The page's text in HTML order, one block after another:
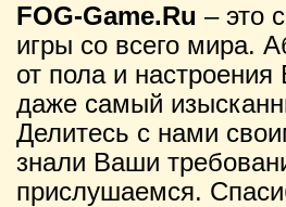
FOG-Game.Ru – это
игры со всего мира.
от пола и
даже самый
Делитесь с нами
знали Ваши
прислушаемся.